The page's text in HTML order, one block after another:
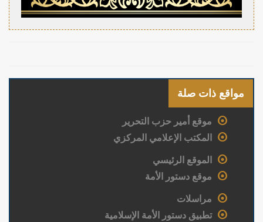
مواقع ذات صلة
موقع أمير حزب التحرير
المكتب الإعلامي المركزي
الموقع الرئيسي
موقع دستور الأمة
مراسلات
تطبيق دستور الأمة الإسلامية